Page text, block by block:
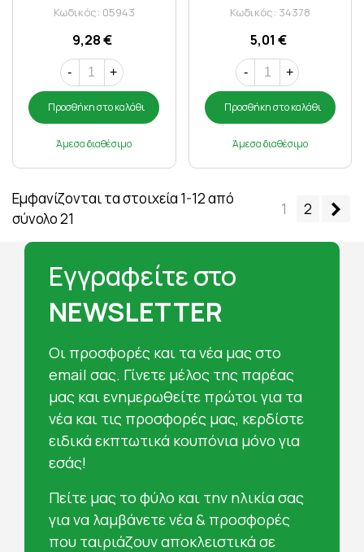
Κωδικός: 05943
9,28 €
- +
Προσθήκη στο καλάθι
Άμεσα διαθέσιμο
Πλαστική SNR30dB x 2
Κωδικός: 34378
5,01 €
- +
Προσθήκη στο καλάθι
Άμεσα διαθέσιμο
Εμφανίζονται τα στοιχεία 1-12 από
σύνολο 21
1 2
Εγγραφείτε στο
NEWSLETTER
Oι προσφορές και τα νέα μας στο
email σας. Γίνετε μέλος της παρέας
μας και ενημερωθείτε πρώτοι για τα
νέα και τις προσφορές μας, κερδίστε
ειδικά εκπτωτικά κουπόνια μόνο για
εσάς!
Πείτε μας το φύλο και την ηλικία σας
για να λαμβάνετε νέα & προσφορές
που ταιριάζουν αποκλειστικά σε